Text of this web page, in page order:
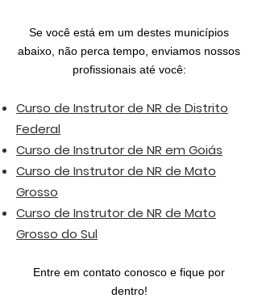
Se você está em um destes municípios
abaixo, não perca tempo, enviamos nossos
profissionais até você:
Curso de Instrutor de NR de Distrito
Federal
Curso de Instrutor de NR em Goiás
Curso de Instrutor de NR de Mato
Grosso
Curso de Instrutor de NR de Mato
Grosso do Sul
Entre em contato conosco e fique por
dentro!